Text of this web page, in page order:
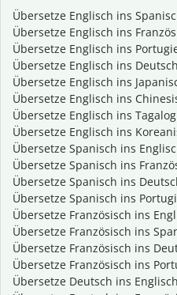
Übersetze Englisch ins
Übersetze Englisch ins
Übersetze Englisch ins
Übersetze Englisch ins Deutsch
Übersetze Englisch ins
Übersetze Englisch ins
Übersetze Englisch ins Tagalog
Übersetze Englisch ins
Übersetze Spanisch ins
Übersetze Spanisch ins
Übersetze Spanisch ins
Übersetze Spanisch ins
Übersetze Französisch ins
Übersetze Französisch ins
Übersetze Französisch ins
Übersetze Französisch ins
Übersetze Deutsch ins Englisch